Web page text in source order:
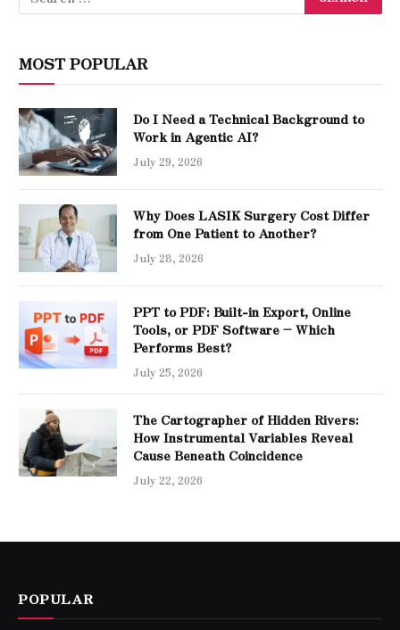
MOST POPULAR
Do I Need a Technical Background to
Work in Agentic AI?
July 29, 2026
Why Does LASIK Surgery Cost Differ
from One Patient to Another?
July 28, 2026
PPT to PDF: Built-in Export, Online
Tools, or PDF Software – Which
Performs Best?
July 25, 2026
The Cartographer of Hidden Rivers:
How Instrumental Variables Reveal
Cause Beneath Coincidence
July 22, 2026
POPULAR